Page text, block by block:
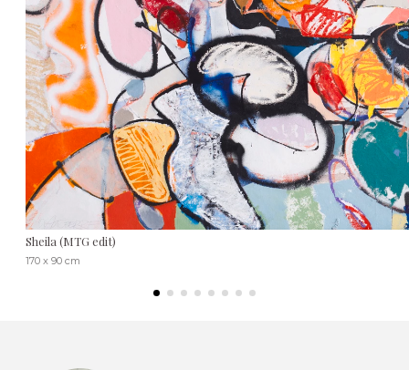
Sheila (MTG edit)
170 x 90 cm